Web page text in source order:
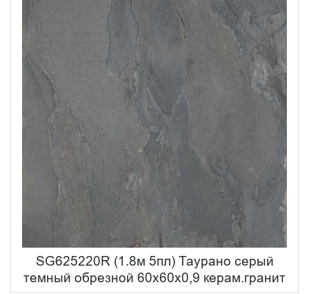
SG625220R (1.8м 5пл) Таурано серый
темный обрезной 60x60x0,9 керам.гранит